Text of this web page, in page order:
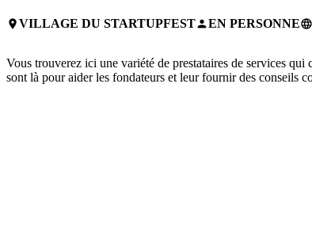
placeVILLAGE DU STARTUPFESTpersonEN PERSONNElanguage
Vous trouverez ici une variété de prestataires de services qui
sont là pour aider les fondateurs et leur fournir des conseils